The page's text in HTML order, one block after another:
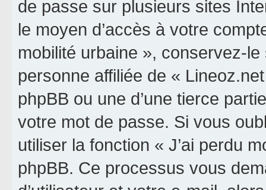
de passe sur plusieurs sites
le moyen d’accès à votre
mobilité urbaine », conservez-
personne affiliée de «
phpBB ou une d’une tierce
votre mot de passe. Si vous
utiliser la fonction « J’ai perdu
phpBB. Ce processus vous